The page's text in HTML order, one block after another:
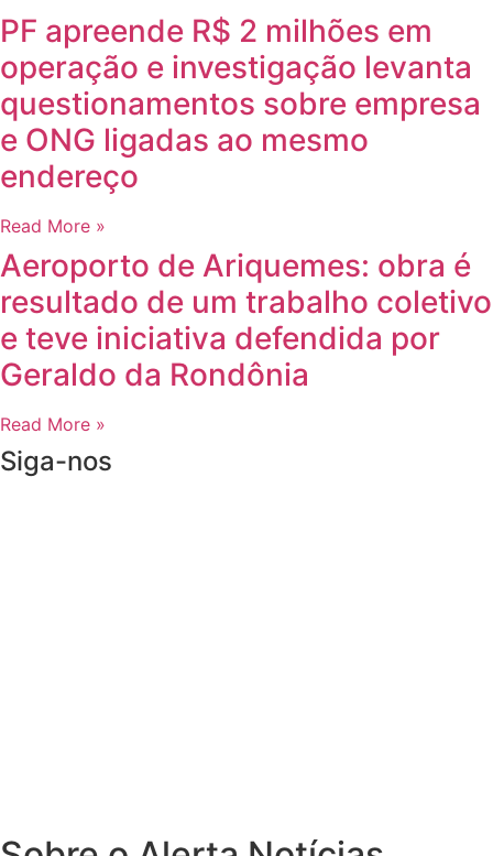
PF apreende R$ 2 milhões em
operação e investigação levanta
questionamentos sobre empresa
e ONG ligadas ao mesmo
endereço
Read More »
Aeroporto de Ariquemes: obra é
resultado de um trabalho coletivo
e teve iniciativa defendida por
Geraldo da Rondônia
Read More »
Siga-nos